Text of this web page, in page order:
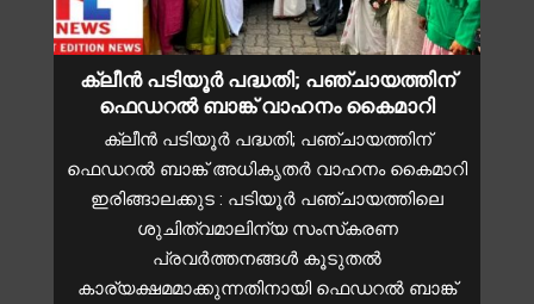
ക്ലീൻ പടിയൂർ പദ്ധതി; പഞ്ചായത്തിന്
ഫെഡറൽ ബാങ്ക് വാഹനം കൈമാറി
ക്ലീൻ പടിയൂർ പദ്ധതി; പഞ്ചായത്തിന്
ഫെഡറൽ ബാങ്ക് അധികൃതർ വാഹനം കൈമാറി
ഇരിങ്ങാലക്കുട : പടിയൂർ പഞ്ചായത്തിലെ
ശുചിത്വമാലിന്യ സംസ്‌കരണ
പ്രവർത്തനങ്ങൾ കൂടുതൽ
കാര്യക്ഷമമാക്കുന്നതിനായി ഫെഡറൽ ബാങ്ക്